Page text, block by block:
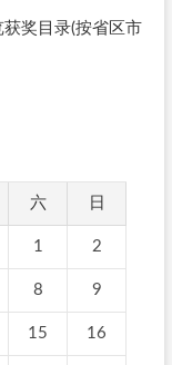
奖目录(按省区市
六 日
1 2
8 9
15 16